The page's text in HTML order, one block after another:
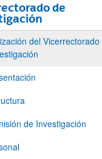
de
del Vicerrectorado
de Investigación